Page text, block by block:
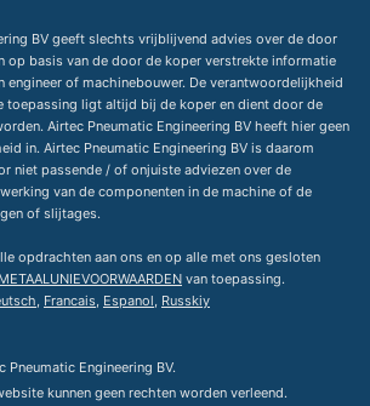
BV geeft slechts vrijblijvend advies over de door
op basis van de door de koper verstrekte informatie
engineer of machinebouwer. De verantwoordelijkheid
toepassing ligt altijd bij de koper en dient door de
Airtec Pneumatic Engineering BV heeft hier geen
in. Airtec Pneumatic Engineering BV is daarom
niet passende / of onjuiste adviezen over de
van de componenten in de machine of de
of slijtages.
opdrachten aan ons en op alle met ons gesloten
METAALUNIEVOORWAARDEN van toepassing.
, Francais, Espanol, Russkiy
Engineering BV.
kunnen geen rechten worden verleend.